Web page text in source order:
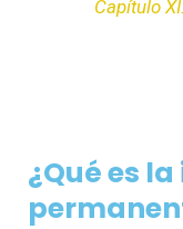
Capítulo
¿Qué es